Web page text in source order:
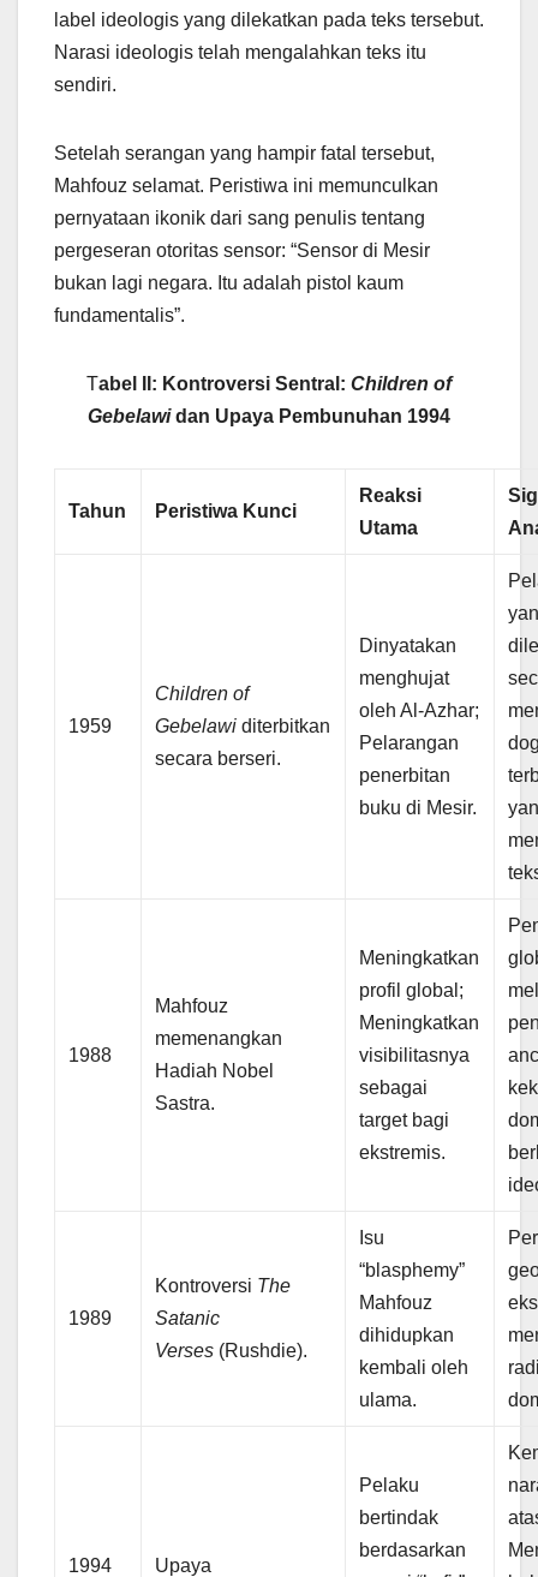
label ideologis yang dilekatkan pada teks tersebut.
Narasi ideologis telah mengalahkan teks itu
sendiri.
Setelah serangan yang hampir fatal tersebut,
Mahfouz selamat. Peristiwa ini memunculkan
pernyataan ikonik dari sang penulis tentang
pergeseran otoritas sensor: “Sensor di Mesir
bukan lagi negara. Itu adalah pistol kaum
fundamentalis”.
Tabel II: Kontroversi Sentral: Children of
Gebelawidan Upaya Pembunuhan 1994
Tahun Peristiwa Kunci
Reaksi
Utama
1959
Children of
Gebelawi diterbitkan
secara berseri.
Dinyatakan
menghujat
oleh Al-Azhar;
Pelarangan
penerbitan
buku di Mesir.
1988
Mahfouz
memenangkan
Hadiah Nobel
Sastra.
Meningkatkan
profil global;
Meningkatkan
visibilitasnya
sebagai
target bagi
ekstremis.
1989
Kontroversi The
Satanic
Verses (Rushdie).
Isu
“blasphemy”
Mahfouz
dihidupkan
kembali oleh
ulama.
1994 Upaya
Pelaku
bertindak
berdasarkan